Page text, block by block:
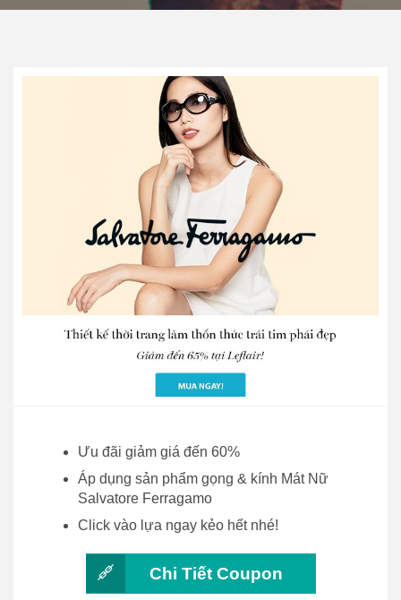
Ưu đãi giảm giá đến 60%
Áp dụng sản phẩm gọng & kính Mát Nữ
Salvatore Ferragamo
Click vào lựa ngay kẻo hết nhé!
Chi Tiết Coupon